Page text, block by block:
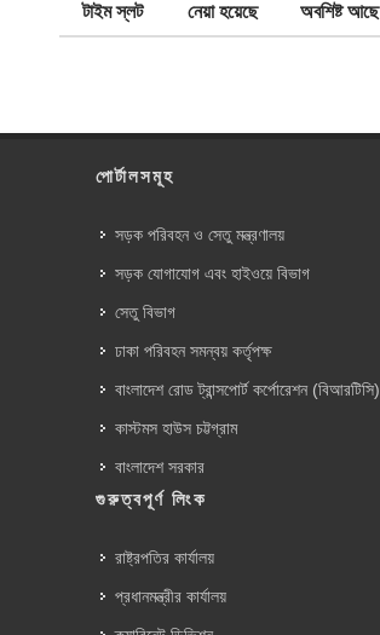
টাইম স্লট
নেয়া হয়েছে
অবশিষ্ট আছে
পোর্টালসমূহ
সড়ক পরিবহন ও সেতু মন্ত্রণালয়
সড়ক যোগাযোগ এবং হাইওয়ে বিভাগ
সেতু বিভাগ
ঢাকা পরিবহন সমন্বয় কর্তৃপক্ষ
বাংলাদেশ রোড ট্রান্সপোর্ট কর্পোরেশন (বিআরটিসি)
কাস্টমস হাউস চট্টগ্রাম
বাংলাদেশ সরকার
গুরুত্বপূর্ণ লিংক
রাষ্ট্রপতির কার্যালয়
প্রধানমন্ত্রীর কার্যালয়